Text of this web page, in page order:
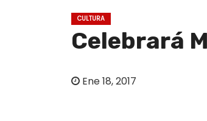
CULTURA
Celebrará
Ene 18, 2017